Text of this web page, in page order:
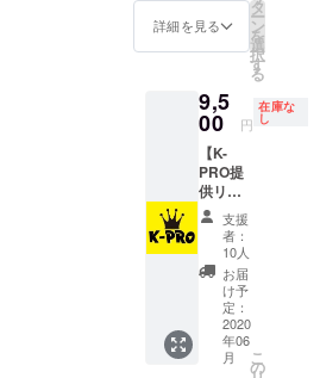
PROと
要相
たこと
は世に
出して
も出さ
なくて
も大丈
夫で
す。
（実施
日は６
月から
要相
談）
のいず
れかの
公演
まって
いる出
演者の
出囃子
と、
オープ
ニング
やエン
ディン
グ、 開
場中閉
演後の
SEを決
められ
ます。
詳細を見る
タ
ー
ン
を
選
択
す
る
9,5
00 円
在庫な
し
【K-
PRO提
供リ
ター
ン】
『K-
PROス
ペシャ
ルライ
ブ1日ス
タッフ
体験』
支援
者：
10人
お届
け予
定：
2020
年06
月
こ
の